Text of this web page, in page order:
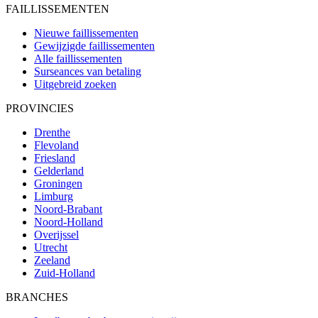
FAILLISSEMENTEN
Nieuwe faillissementen
Gewijzigde faillissementen
Alle faillissementen
Surseances van betaling
Uitgebreid zoeken
PROVINCIES
Drenthe
Flevoland
Friesland
Gelderland
Groningen
Limburg
Noord-Brabant
Noord-Holland
Overijssel
Utrecht
Zeeland
Zuid-Holland
BRANCHES